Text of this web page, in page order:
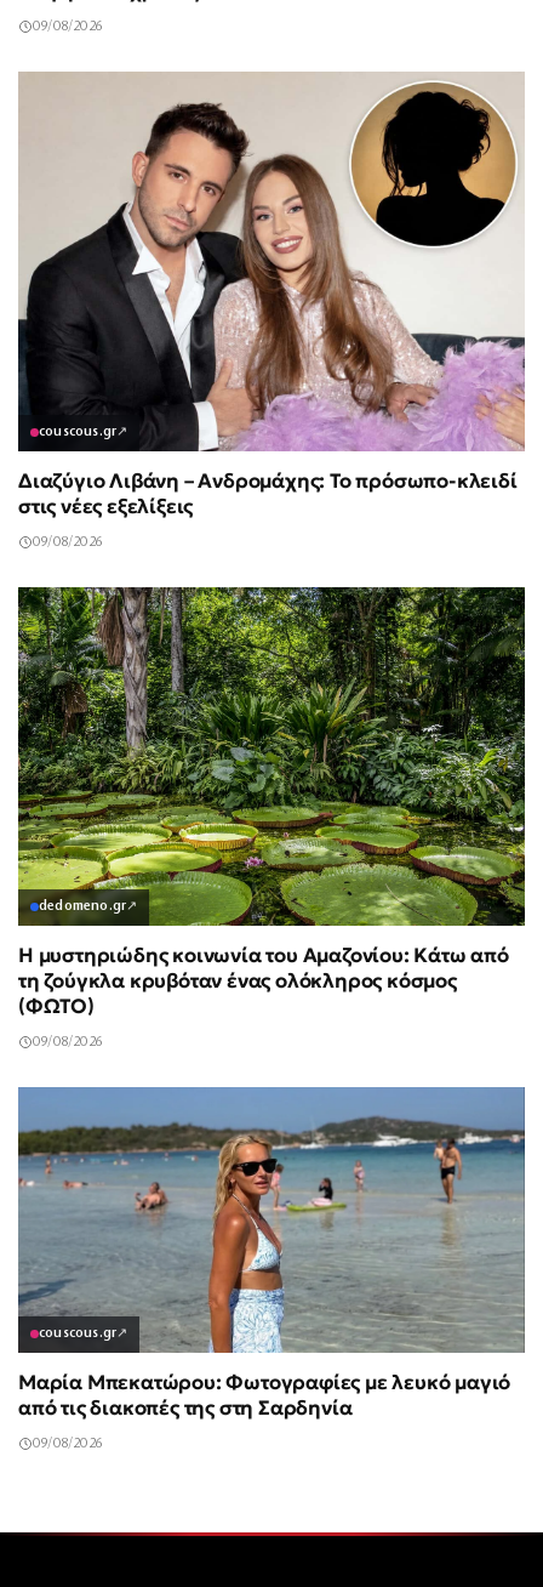
09/08/2026
couscous.gr↗
Διαζύγιο Λιβάνη – Ανδρομάχης: Το πρόσωπο-κλειδί
στις νέες εξελίξεις
09/08/2026
dedomeno.gr↗
Η μυστηριώδης κοινωνία του Αμαζονίου: Κάτω από
τη ζούγκλα κρυβόταν ένας ολόκληρος κόσμος
(ΦΩΤΟ)
09/08/2026
couscous.gr↗
Μαρία Μπεκατώρου: Φωτογραφίες με λευκό μαγιό
από τις διακοπές της στη Σαρδηνία
09/08/2026